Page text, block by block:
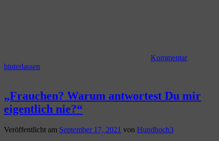
Kommentar
hinterlassen
„Frauchen? Warum antwortest Du mir
eigentlich nie?“
Veröffentlicht am September 17, 2021 von Hundhoch3